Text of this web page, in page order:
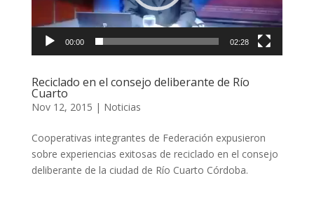
00:00 02:28
Reciclado en el consejo deliberante de Río
Cuarto
Nov 12, 2015 | Noticias
Cooperativas integrantes de Federación expusieron
sobre experiencias exitosas de reciclado en el consejo
deliberante de la ciudad de Río Cuarto Córdoba.